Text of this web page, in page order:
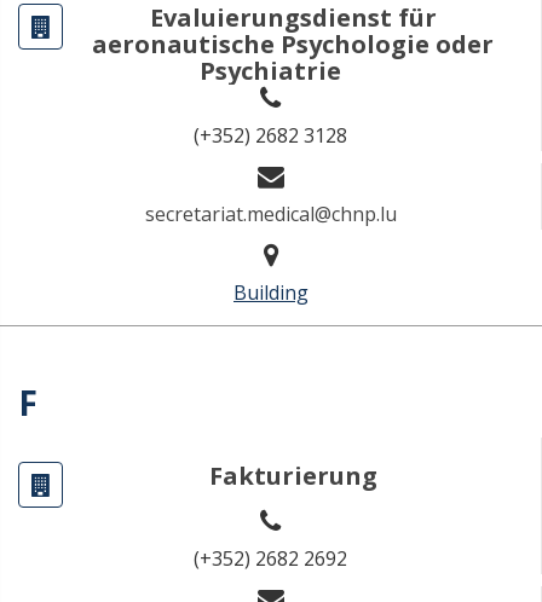
Evaluierungsdienst für
aeronautische Psychologie oder
Psychiatrie
(+352) 2682 3128
secretariat.medical@chnp.lu
Building
F
Fakturierung
(+352) 2682 2692